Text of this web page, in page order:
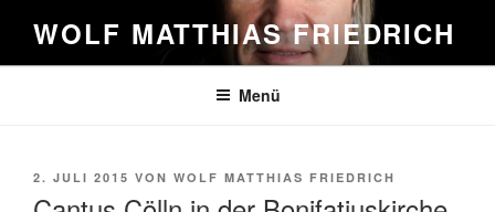
Inhalt
springen
WOLF MATTHIAS FRIEDRICH
Menü
VERÖFFENTLICHT
2. JULI 2015 VON WOLF MATTHIAS FRIEDRICH